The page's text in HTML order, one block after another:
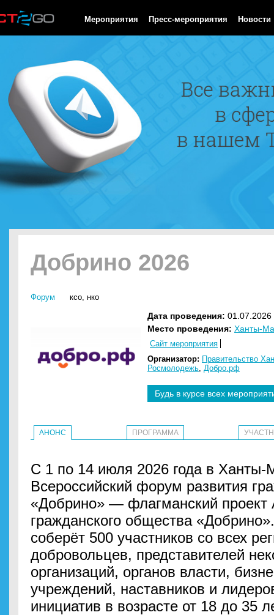
Мероприятия Пресс-мероприятия Новости
Добрино 2026
Форум ксо, нко
Дата проведения:
Место проведения: Ханты-
Сайт мероприятия
Организатор: Правительство
Росмолодежь, Добро.рф
Будь в курсе всех
АНОНС ПРОГРАММА
С 1 по 14 июля 2026 года в Ханты-
Всероссийский форум развития
«Добрино» — флагманский проект
гражданского общества
соберёт 500 участников со всех
добровольцев, представителей
организаций, органов власти,
учреждений, наставников и
инициатив в возрасте от 18 до 35